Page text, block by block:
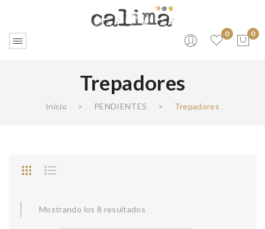
0
No products in the cart.
0
Trepadores
Inicio > PENDIENTES > Trepadores
Mostrando los 8 resultados